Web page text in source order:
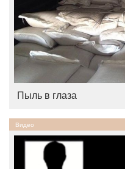
Пыль в глаза
Видео